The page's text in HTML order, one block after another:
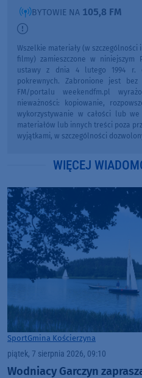
BYTOWIE NA 105,8 FM
Wszelkie materiały (w
filmy) zamieszczone w niniejszym
ustawy z dnia 4 lutego 1994 r.
pokrewnych. Zabronione jest bez
FM/portalu weekendfm.pl
nieważności: kopiowanie,
wykorzystywanie w całości lub
materiałów lub innych treści poza
wyjątkami, w szczególności
WIĘCEJ
SportGmina Kościerzyna
piątek, 7 sierpnia 2026, 09:10
Wodniacy Garczyn